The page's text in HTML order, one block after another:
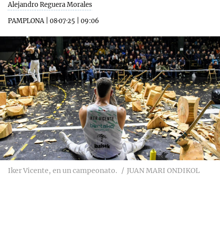
Alejandro Reguera Morales
PAMPLONA| 08·07·25 09:06
Iker Vicente, en un campeonato. JUAN MARI ONDIKOL